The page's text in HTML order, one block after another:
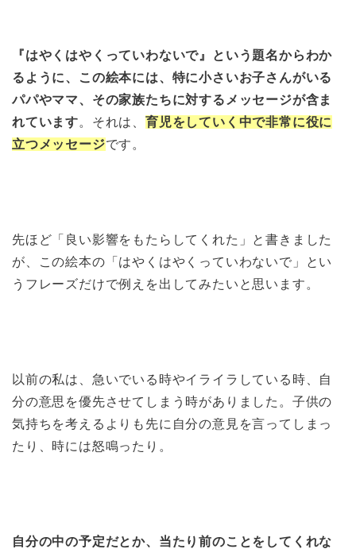
『はやくはやくっていわないで』という題名からわか
るように、この絵本には、特に小さいお子さんがいる
パパやママ、その家族たちに対するメッセージが含ま
れています。それは、 育児をしていく中で非常に役に
立つメッセージです。
先ほど「良い影響をもたらしてくれた」と書きました
が、この絵本の「はやくはやくっていわないで」とい
うフレーズだけで例えを出してみたいと思います。
以前の私は、急いでいる時やイライラしている時、自
分の意思を優先させてしまう時がありました。子供の
気持ちを考えるよりも先に自分の意見を言ってしまっ
たり、時には怒鳴ったり。
自分の中の予定だとか、当たり前のことをしてくれな